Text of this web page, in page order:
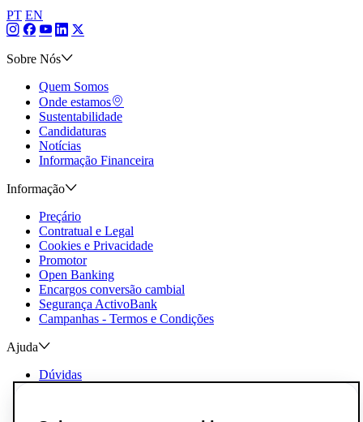
PT EN
Sobre Nós
Quem Somos
Onde estamos
Sustentabilidade
Candidaturas
Notícias
Informação Financeira
Informação
Preçário
Contratual e Legal
Cookies e Privacidade
Promotor
Open Banking
Encargos conversão cambial
Segurança ActivoBank
Campanhas - Termos e Condições
Ajuda
Dúvidas